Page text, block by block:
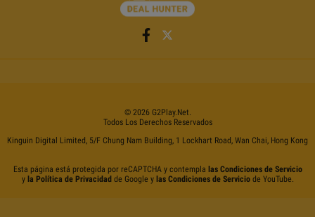
© 2026 G2Play.net.
Todos Los Derechos Reservados
Kinguin Digital Limited, 5/F Chung Nam Building, 1 Lockhart Road, Wan Chai, Hong Kong
Esta página está protegida por reCAPTCHA y contempla las Condiciones de Servicio
y la Política de Privacidad de Google y las Condiciones de Serviciode YouTube.